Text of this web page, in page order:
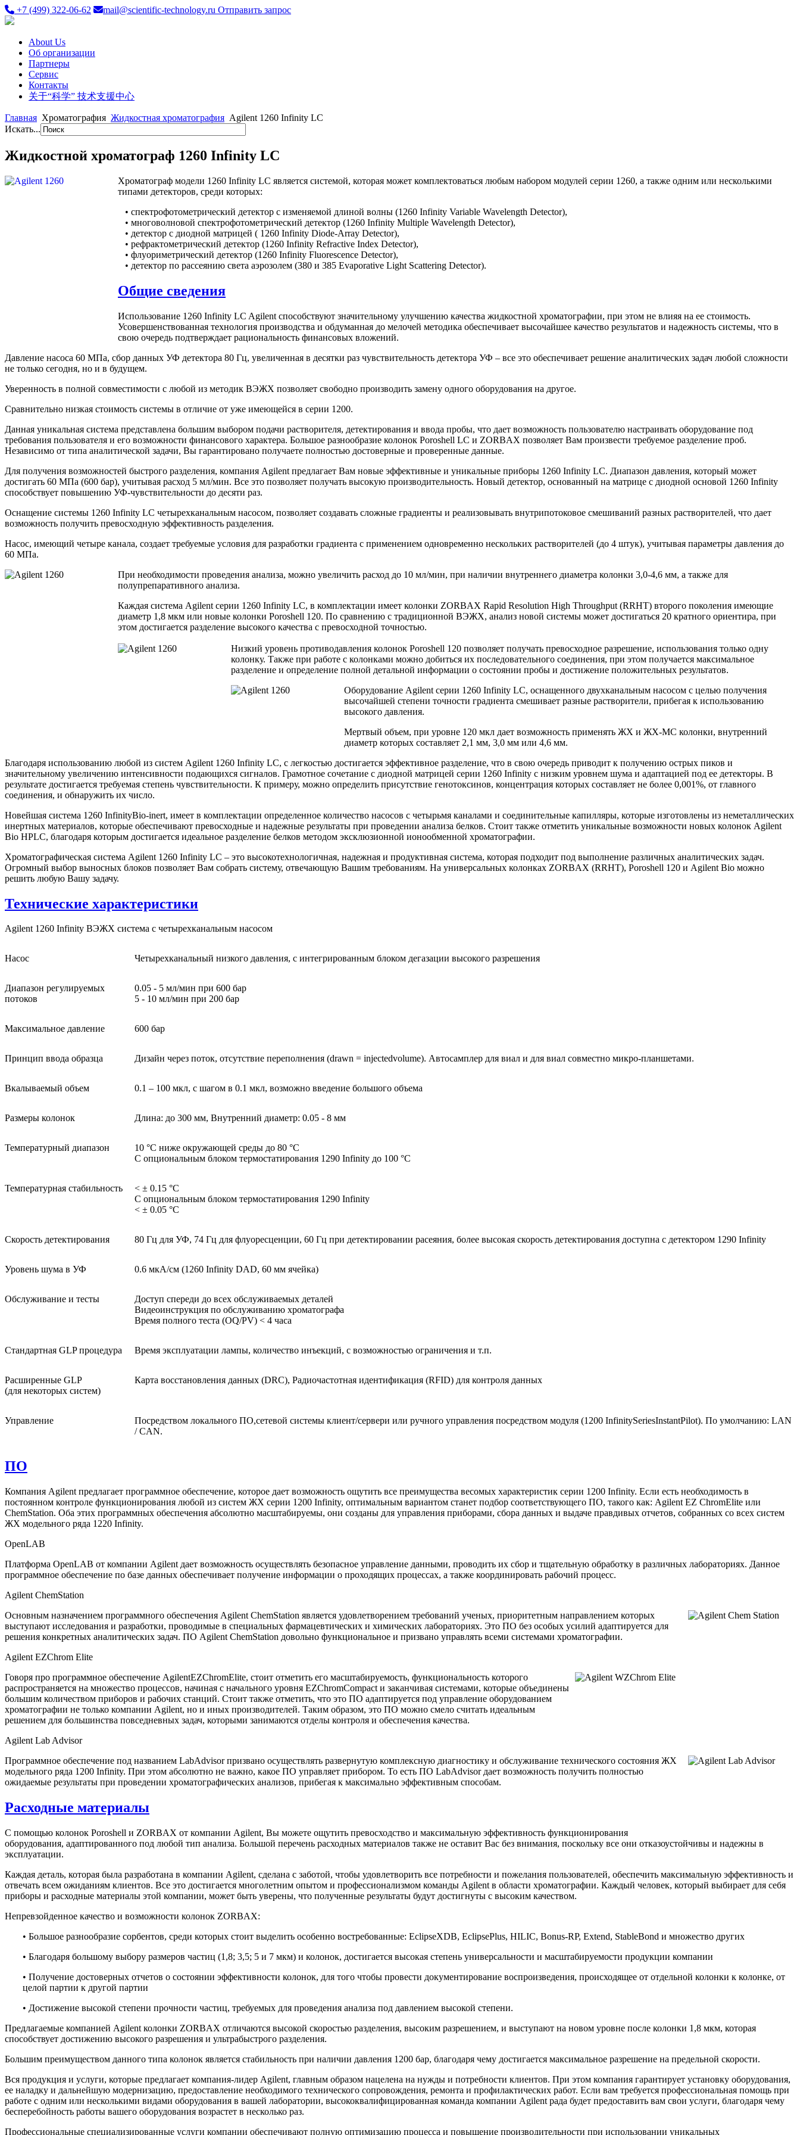
+7 (499) 322-06-62 mail@scientific-technology.ru Отправить запрос
About Us
Об организации
Партнеры
Сервис
Контакты
关于“科学” 技术支援中心
Главная Хроматография Жидкостная хроматография Agilent 1260 Infinity LC
Искать...
Жидкостной хроматограф 1260 Infinity LC
Хроматограф модели 1260 Infinity LC является системой, которая может комплекто­ваться любым набором модулей серии 1260, а также одним или несколькими
типами детекто­ров, среди которых:
• спектрофотометрический детектор с изменяемой длиной волны (1260 Infinity Variable Wavelength Detector),
• многоволновой спектрофотометрический детектор (1260 Infinity Multiple Wavelength Detector),
• детектор с диодной матрицей ( 1260 Infinity Diode-Array Detector),
• рефрактометрический детектор (1260 Infinity Refractive Index Detector),
• флуориметрический детектор (1260 Infinity Fluorescence Detector),
• детектор по рассеянию света аэрозолем (380 и 385 Evaporative Light Scattering Detector).
Общие сведения
Использование 1260 Infinity LC Agilent способствуют значительному улучшению качества жидкостной хроматографии, при этом не влияя на ее стоимость.
Усовершенствованная технология производства и обдуманная до мелочей методика обеспечивает высочайшее качество результатов и надежность системы, что в
свою очередь подтверждает рациональность финансовых вложений.
Давление насоса 60 МПа, сбор данных УФ детектора 80 Гц, увеличенная в десятки раз чувствительность детектора УФ – все это обеспечивает решение аналитических задач любой сложности
не только сегодня, но и в будущем.
Уверенность в полной совместимости с любой из методик ВЭЖХ позволяет свободно производить замену одного оборудования на другое.
Сравнительно низкая стоимость системы в отличие от уже имеющейся в серии 1200.
Данная уникальная система представлена большим выбором подачи растворителя, детектирования и ввода пробы, что дает возможность пользователю настраивать оборудование под
требования пользователя и его возможности финансового характера. Большое разнообразие колонок Poroshell LC и ZORBAX позволяет Вам произвести требуемое разделение проб.
Независимо от типа аналитической задачи, Вы гарантировано получаете полностью достоверные и проверенные данные.
Для получения возможностей быстрого разделения, компания Agilent предлагает Вам новые эффективные и уникальные приборы 1260 Infinity LC. Диапазон давления, который может
достигать 60 МПа (600 бар), учитывая расход 5 мл/мин. Все это позволяет получать высокую производительность. Новый детектор, основанный на матрице с диодной основой 1260 Infinity
способствует повышению УФ-чувствительности до десяти раз.
Оснащение системы 1260 Infinity LC четырехканальным насосом, позволяет создавать сложные градиенты и реализовывать внутрипотоковое смешиваний разных растворителей, что дает
возможность получить превосходную эффективность разделения.
Насос, имеющий четыре канала, создает требуемые условия для разработки градиента с применением одновременно нескольких растворителей (до 4 штук), учитывая параметры давления до
60 МПа.
При необходимости проведения анализа, можно увеличить расход до 10 мл/мин, при наличии внутреннего диаметра колонки 3,0-4,6 мм, а также для
полупрепаративного анализа.
Каждая система Agilent серии 1260 Infinity LC, в комплектации имеет колонки ZORBAX Rapid Resolution High Throughput (RRHT) второго поколения имеющие
диаметр 1,8 мкм или новые колонки Poroshell 120. По сравнению с традиционной ВЭЖХ, анализ новой системы может достигаться 20 кратного ориентира, при
этом достигается разделение высокого качества с превосходной точностью.
Низкий уровень противодавления колонок Poroshell 120 позволяет получать превосходное разрешение, использования только одну
колонку. Также при работе с колонками можно добиться их последовательного соединения, при этом получается максимальное
разделение и определение полной детальной информации о состоянии пробы и достижение положительных результатов.
Оборудование Agilent серии 1260 Infinity LC, оснащенного двухканальным насосом с целью получения
высочайшей степени точности градиента смешивает разные растворители, прибегая к использованию
высокого давления.
Мертвый объем, при уровне 120 мкл дает возможность применять ЖХ и ЖХ-МС колонки, внутренний
диаметр которых составляет 2,1 мм, 3,0 мм или 4,6 мм.
Благодаря использованию любой из систем Agilent 1260 Infinity LC, с легкостью достигается эффективное разделение, что в свою очередь приводит к получению острых пиков и
значительному увеличению интенсивности подающихся сигналов. Грамотное сочетание с диодной матрицей серии 1260 Infinity с низким уровнем шума и адаптацией под ее детекторы. В
результате достигается требуемая степень чувствительности. К примеру, можно определить присутствие генотоксинов, концентрация которых составляет не более 0,001%, от главного
соединения, и обнаружить их число.
Новейшая система 1260 InfinityBio-inert, имеет в комплектации определенное количество насосов с четырьмя каналами и соединительные капилляры, которые изготовлены из неметаллических
инертных материалов, которые обеспечивают превосходные и надежные результаты при проведении анализа белков. Стоит также отметить уникальные возможности новых колонок Agilent
Bio HPLC, благодаря которым достигается идеальное разделение белков методом эксклюзионной ионообменной хроматографии.
Хроматографическая система Agilent 1260 Infinity LC – это высокотехнологичная, надежная и продуктивная система, которая подходит под выполнение различных аналитических задач.
Огромный выбор выносных блоков позволяет Вам собрать систему, отвечающую Вашим требованиям. На универсальных колонках ZORBAX (RRHT), Poroshell 120 и Agilent Bio можно
решить любую Вашу задачу.
Технические характеристики
Agilent 1260 Infinity ВЭЖХ система с четырехканальным насосом
Насос Четырехканальный низкого давления, с интегрированным блоком дегазации высокого разрешения
Диапазон регулируемых
потоков
0.05 - 5 мл/мин при 600 бар
5 - 10 мл/мин при 200 бар
Максимальное давление 600 бар
Принцип ввода образца Дизайн через поток, отсутствие переполнения (drawn = injectedvolume). Автосамплер для виал и для виал совместно микро-планшетами.
Вкалываемый объем 0.1 – 100 мкл, с шагом в 0.1 мкл, возможно введение большого объема
Размеры колонок Длина: до 300 мм, Внутренний диаметр: 0.05 - 8 мм
Температурный диапазон
10 °C ниже окружающей среды до 80 °C
С опциональным блоком термостатирования 1290 Infinity до 100 °C
Температурная стабильность
< ± 0.15 °C
С опциональным блоком термостатирования 1290 Infinity
< ± 0.05 °C
Скорость детектирования 80 Гц для УФ, 74 Гц для флуоресценции, 60 Гц при детектировании расеяния, более высокая скорость детектирования доступна с детектором 1290 Infinity
Уровень шума в УФ 0.6 мкА/см (1260 Infinity DAD, 60 мм ячейка)
Обслуживание и тесты
Доступ спереди до всех обслуживаемых деталей
Видеоинструкция по обслуживанию хроматографа
Время полного теста (OQ/PV) < 4 часа
Стандартная GLP процедура Время эксплуатации лампы, количество инъекций, с возможностью ограничения и т.п.
Расширенные GLP
(для некоторых систем)
Карта восстановления данных (DRC), Радиочастотная идентификация (RFID) для контроля данных
Управление
Посредством локального ПО,сетевой системы клиент/сервери или ручного управления посредством модуля (1200 InfinitySeriesInstantPilot). По умолчанию: LAN
/ CAN.
ПО
Компания Agilent предлагает программное обеспечение, которое дает возможность ощутить все преимущества весомых характеристик серии 1200 Infinity. Если есть необходимость в
постоянном контроле функционирования любой из систем ЖХ серии 1200 Infinity, оптимальным вариантом станет подбор соответствующего ПО, такого как: Agilent EZ ChromElite или
ChemStation. Оба этих программных обеспечения абсолютно масштабируемы, они созданы для управления приборами, сбора данных и выдаче правдивых отчетов, собранных со всех систем
ЖХ модельного ряда 1220 Infinity.
OpenLAB
Платформа OpenLAB от компании Agilent дает возможность осуществлять безопасное управление данными, проводить их сбор и тщательную обработку в различных лабораториях. Данное
программное обеспечение по базе данных обеспечивает получение информации о проходящих процессах, а также координировать рабочий процесс.
Agilent ChemStation
Основным назначением программного обеспечения Agilent ChemStation является удовлетворением требований ученых, приоритетным направлением которых
выступают исследования и разработки, проводимые в специальных фармацевтических и химических лабораториях. Это ПО без особых усилий адаптируется для
решения конкретных аналитических задач. ПО Agilent ChemStation довольно функциональное и призвано управлять всеми системами хроматографии.
Agilent EZChrom Elite
Говоря про программное обеспечение AgilentEZChromElite, стоит отметить его масштабируемость, функциональность которого
распространяется на множество процессов, начиная с начального уровня EZChromCompact и заканчивая системами, которые объединены
большим количеством приборов и рабочих станций. Стоит также отметить, что это ПО адаптируется под управление оборудованием
хроматографии не только компании Agilent, но и иных производителей. Таким образом, это ПО можно смело считать идеальным
решением для большинства повседневных задач, которыми занимаются отделы контроля и обеспечения качества.
Agilent Lab Advisor
Программное обеспечение под названием LabAdvisor призвано осуществлять развернутую комплексную диагностику и обслуживание технического состояния ЖХ
модельного ряда 1200 Infinity. При этом абсолютно не важно, какое ПО управляет прибором. То есть ПО LabAdvisor дает возможность получить полностью
ожидаемые результаты при проведении хроматографических анализов, прибегая к максимально эффективным способам.
Расходные материалы
С помощью колонок Poroshell и ZORBAX от компании Agilent, Вы можете ощутить превосходство и максимальную эффективность функционирования
оборудования, адаптированного под любой тип анализа. Большой перечень расходных материалов также не оставит Вас без внимания, поскольку все они отказоустойчивы и надежны в
эксплуатации.
Каждая деталь, которая была разработана в компании Agilent, сделана с заботой, чтобы удовлетворить все потребности и пожелания пользователей, обеспечить максимальную эффективность и
отвечать всем ожиданиям клиентов. Все это достигается многолетним опытом и профессионализмом команды Agilent в области хроматографии. Каждый человек, который выбирает для себя
приборы и расходные материалы этой компании, может быть уверены, что полученные результаты будут достигнуты с высоким качеством.
Непревзойденное качество и возможности колонок ZORBAX:
• Большое разнообразие сорбентов, среди которых стоит выделить особенно востребованные: EclipseXDB, EclipsePlus, HILIC, Bonus-RP, Extend, StableBond и множество других
• Благодаря большому выбору размеров частиц (1,8; 3,5; 5 и 7 мкм) и колонок, достигается высокая степень универсальности и масштабируемости продукции компании
• Получение достоверных отчетов о состоянии эффективности колонок, для того чтобы провести документирование воспроизведения, происходящее от отдельной колонки к колонке, от
целой партии к другой партии
• Достижение высокой степени прочности частиц, требуемых для проведения анализа под давлением высокой степени.
Предлагаемые компанией Agilent колонки ZORBAX отличаются высокой скоростью разделения, высоким разрешением, и выступают на новом уровне после колонки 1,8 мкм, которая
способствует достижению высокого разрешения и ультрабыстрого разделения.
Большим преимуществом данного типа колонок является стабильность при наличии давления 1200 бар, благодаря чему достигается максимальное разрешение на предельной скорости.
Вся продукция и услуги, которые предлагает компания-лидер Agilent, главным образом нацелена на нужды и потребности клиентов. При этом компания гарантирует установку оборудования,
ее наладку и дальнейшую модернизацию, предоставление необходимого технического сопровождения, ремонта и профилактических работ. Если вам требуется профессиональная помощь при
работе с одним или несколькими видами оборудования в вашей лаборатории, высококвалифицированная команда компании Agilent рада будет предоставить вам свои услуги, благодаря чему
бесперебойность работы вашего оборудования возрастет в несколько раз.
Профессиональные специализированные услуги компании обеспечивают полную оптимизацию процесса и повышение производительности при использовании уникальных